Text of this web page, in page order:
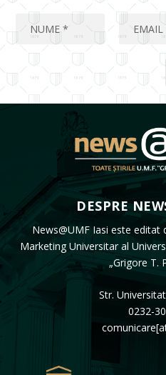
DESPRE
News@UMF Iasi este editat
Marketing Universitar al
„Grigore T.
Str.
0232-